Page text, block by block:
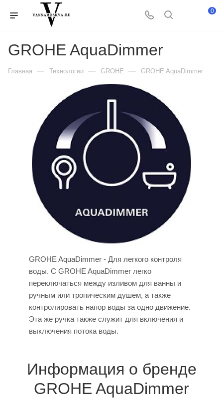
0
GROHE AquaDimmer
Главная — Технологии — GROHE — GROHE AquaDimmer
GROHE AquaDimmer - Для легкого контроля
воды. С GROHE AquaDimmer легко
переключаться между изливом для ванны и
ручным или тропическим душем, а также
контролировать напор воды за одно движение.
Эта же ручка также служит для включения и
выключения потока воды.
Информация о бренде
GROHE AquaDimmer